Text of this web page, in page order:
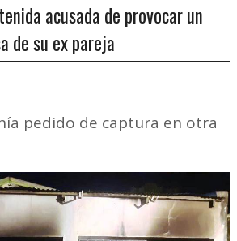
acusada de provocar un
de su ex pareja
pedido de captura en otra